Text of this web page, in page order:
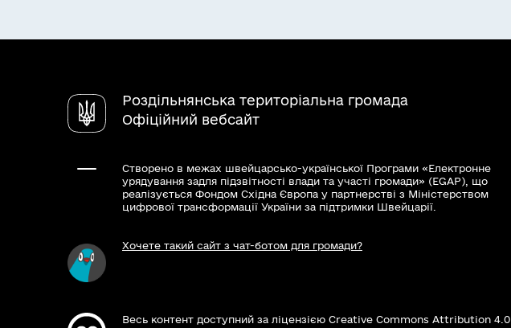
Роздільнянська територіальна громада
Офіційний вебсайт
Створено в межах швейцарсько-української Програми «Електронне
урядування задля підзвітності влади та участі громади» (EGAP), що
реалізується Фондом Східна Європа у партнерстві з Міністерством
цифрової трансформації України за підтримки Швейцарії.
Хочете такий сайт з чат-ботом для громади?
Весь контент доступний за ліцензією Creative Commons Attribution 4.0